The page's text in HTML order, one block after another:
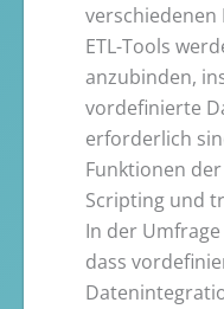
ETL-Tools
anzubinden,
vordefinierte
erforderlich
Funktionen der
Scripting und
In der
dass